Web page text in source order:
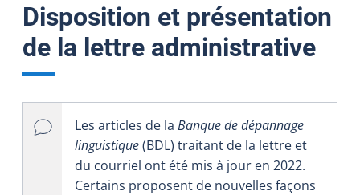
Disposition et présentation
de la lettre administrative
Les articles de la Banque de dépannage
linguistique(BDL) traitant de la lettre et
du courriel ont été mis à jour en 2022.
Certains proposent de nouvelles façons